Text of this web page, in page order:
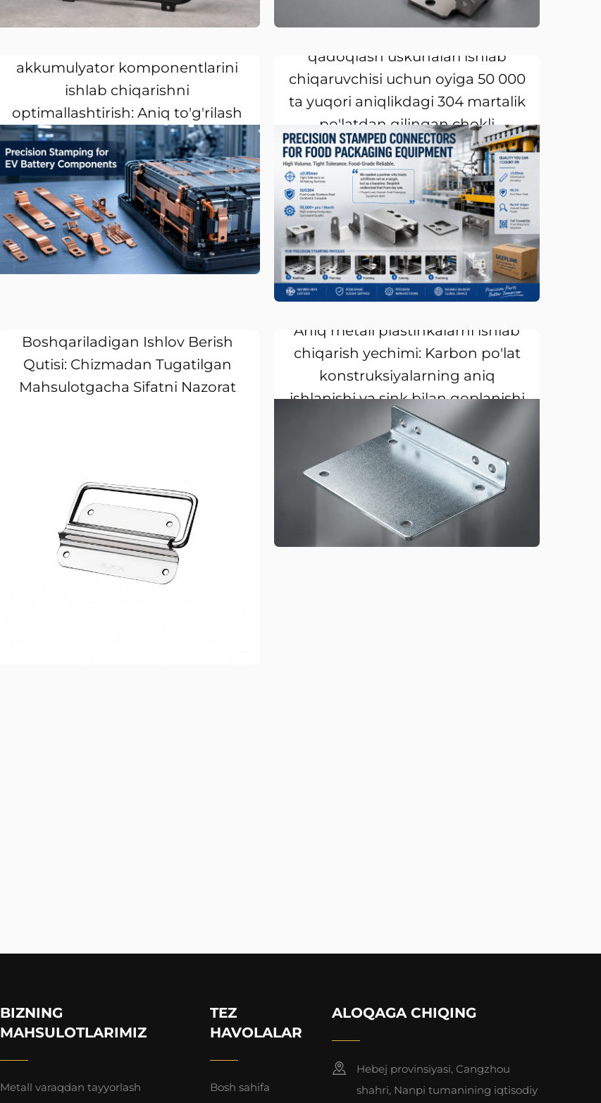
akkumulyator komponentlarini
ishlab chiqarishni
optimallashtirish: Aniq to'g'rilash
usuli bo'yicha holat o'rganish
qadoqlash uskunalari ishlab
chiqaruvchisi uchun oyiga 50 000
ta yuqori aniqlikdagi 304 martalik
po'latdan qilingan chokli
ulagichlar yetkazib berdi
Boshqariladigan Ishlov Berish
Qutisi: Chizmadan Tugatilgan
Mahsulotgacha Sifatni Nazorat
Aniq metall plastinkalarni ishlab
chiqarish yechimi: Karbon po'lat
konstruksiyalarning aniq
ishlanishi va sink bilan qoplanishi
BIZNING
MAHSULOTLARIMIZ
Metall varaqdan tayyorlash
TEZ
HAVOLALAR
Bosh sahifa
ALOQAGA CHIQING
Hebej provinsiyasi, Cangzhou
shahri, Nanpi tumanining iqtisodiy